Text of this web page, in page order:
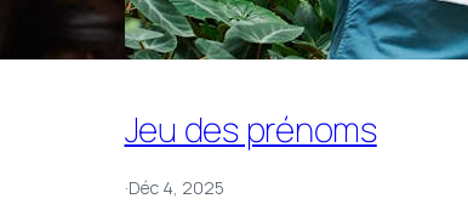
Jeu des prénoms
·Déc 4, 2025